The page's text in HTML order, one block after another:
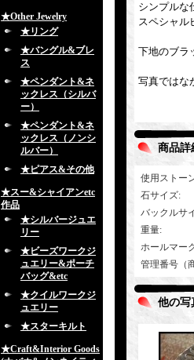
★Other Jewelry
★リング
★バングル&ブレ
ス
★ペンダント&ネ
ックレス（シルバ
ー）
★ペンダント&ネ
ックレス（ノンシ
ルバー）
★ピアス&その他
★スー&シャイアンetc
作品
★シルバージュエ
リー
★ビーズワークジ
ュエリー&ポーチ
バッグ&etc
★クイルワークジ
ュエリー
★スターキルト
★Craft&Interior Goods
シンプルな
スペシャル
下地のブラ
写真ではな
商品詳
使用ストー
石サイズ:
バックルサ
重量:
ホールマー
管理番号（
他の写